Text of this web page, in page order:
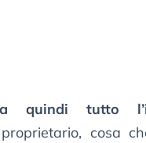
quindi tutto
cosa